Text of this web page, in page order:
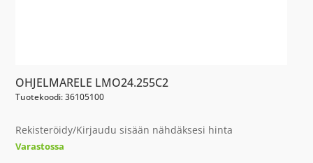
OHJELMARELE LMO24.255C2
Tuotekoodi: 36105100
Rekisteröidy/Kirjaudu sisään nähdäksesi hinta
Varastossa